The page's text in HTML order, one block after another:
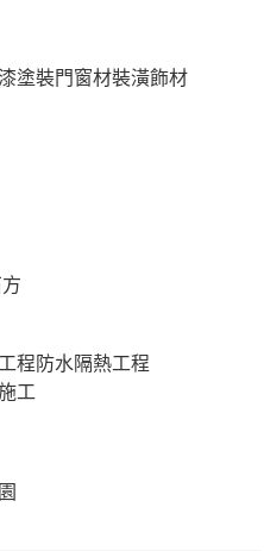
塗裝門窗材裝潢飾材
程 防水隔熱工程
工